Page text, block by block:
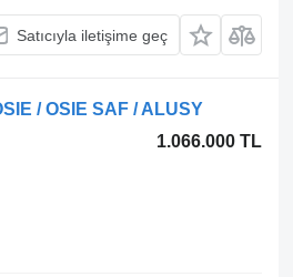
Satıcıyla iletişime geç
/ OSIE SAF / ALUSY
1.066.000 TL